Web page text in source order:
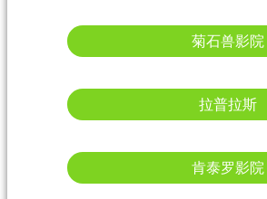
菊石兽影院
拉普拉斯
肯泰罗影院